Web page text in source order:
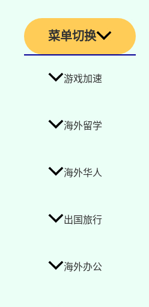
菜单切换
游戏加速
海外留学
海外华人
出国旅行
海外办公